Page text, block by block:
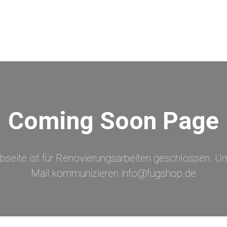
Coming Soon Page
ist für Renovierungsarbeiten geschlossen.
Mail kommunizieren info@fugshop.de